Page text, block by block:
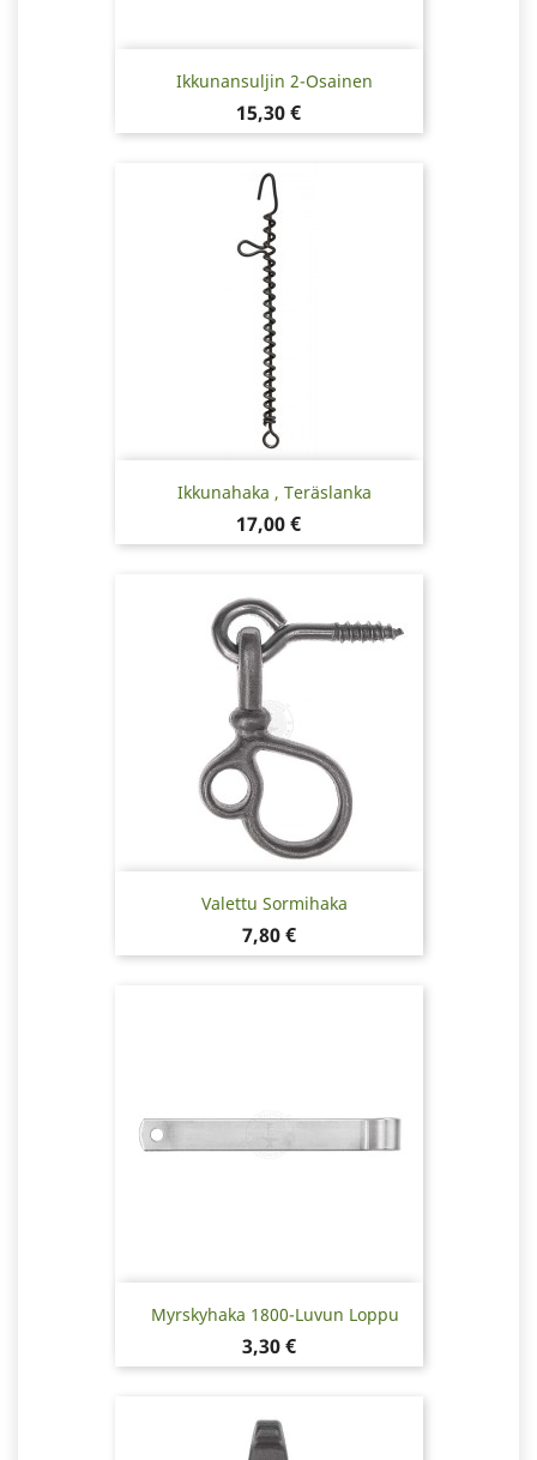
Ikkunansuljin 2-Osainen
Hinta
15,30 €
Ikkunahaka , Teräslanka
Hinta
17,00 €
Valettu Sormihaka
Hinta
7,80 €
Myrskyhaka 1800-Luvun Loppu
Hinta
3,30 €